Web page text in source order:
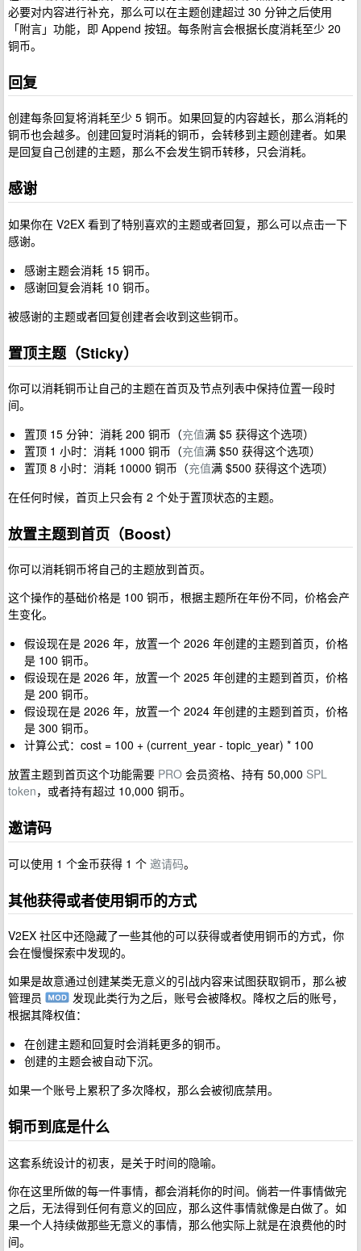
必要对内容进行补充，那么可以在主题创建超过 30 分钟之后使用
「附言」功能，即 Append 按钮。每条附言会根据长度消耗至少 20
铜币。
回复
创建每条回复将消耗至少 5 铜币。如果回复的内容越长，那么消耗的
铜币也会越多。创建回复时消耗的铜币，会转移到主题创建者。如果
是回复自己创建的主题，那么不会发生铜币转移，只会消耗。
感谢
如果你在 V2EX 看到了特别喜欢的主题或者回复，那么可以点击一下
感谢。
感谢主题会消耗 15 铜币。
感谢回复会消耗 10 铜币。
被感谢的主题或者回复创建者会收到这些铜币。
置顶主题（Sticky）
你可以消耗铜币让自己的主题在首页及节点列表中保持位置一段时
间。
置顶 15 分钟：消耗 200 铜币（充值满 $5 获得这个选项）
置顶 1 小时：消耗 1000 铜币（充值满 $50 获得这个选项）
置顶 8 小时：消耗 10000 铜币（充值满 $500 获得这个选项）
在任何时候，首页上只会有 2 个处于置顶状态的主题。
放置主题到首页（Boost）
你可以消耗铜币将自己的主题放到首页。
这个操作的基础价格是 100 铜币，根据主题所在年份不同，价格会产
生变化。
假设现在是 2026 年，放置一个 2026 年创建的主题到首页，价格
是 100 铜币。
假设现在是 2026 年，放置一个 2025 年创建的主题到首页，价格
是 200 铜币。
假设现在是 2026 年，放置一个 2024 年创建的主题到首页，价格
是 300 铜币。
计算公式：cost = 100 + (current_year - topic_year) * 100
放置主题到首页这个功能需要 PRO 会员资格、持有 50,000 SPL
token，或者持有超过 10,000 铜币。
邀请码
可以使用 1 个金币获得 1 个 邀请码。
其他获得或者使用铜币的方式
V2EX 社区中还隐藏了一些其他的可以获得或者使用铜币的方式，你
会在慢慢探索中发现的。
如果是故意通过创建某类无意义的引战内容来试图获取铜币，那么被
管理员
发现此类行为之后，账号会被降权。降权之后的账号，
根据其降权值：
在创建主题和回复时会消耗更多的铜币。
创建的主题会被自动下沉。
如果一个账号上累积了多次降权，那么会被彻底禁用。
铜币到底是什么
这套系统设计的初衷，是关于时间的隐喻。
你在这里所做的每一件事情，都会消耗你的时间。倘若一件事情做完
之后，无法得到任何有意义的回应，那么这件事情就像是白做了。如
果一个人持续做那些无意义的事情，那么他实际上就是在浪费他的时
间。